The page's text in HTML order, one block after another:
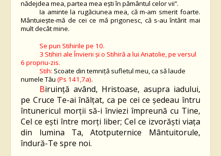
nădejdea mea, partea mea eşti în pământul celor vii”.
Ia aminte la rugăciunea mea, că m-am smerit foarte.
Mântuieşte-mă de cei ce mă prigonesc, că s-au întărit mai
mult decât mine.
Se pun Stihirile pe 10.
3 Stihiri ale Învierii șio Stihiră a lui Anatolie, pe versul
6 propriu-zis.
Stih: Scoate din temniţă sufletul meu, ca să laude
numele Tău(Ps 141,7a).
Biruinţă având, Hristoase, asupra iadului,
pe Cruce Te-ai înălţat, ca pe cei ce şedeau întru
întunericul morţii să-i înviezi împreună cu Tine,
Cel ce eşti între morţi liber; Cel ce izvorăşti viaţa
din lumina Ta, Atotputernice Mântuitorule,
îndură-Te spre noi.